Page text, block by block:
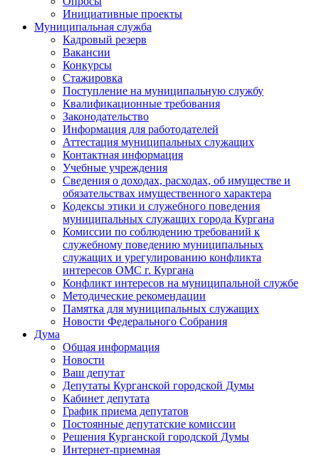
Инициативные проекты
Муниципальная служба
Кадровый резерв
Вакансии
Конкурсы
Стажировка
Поступление на муниципальную службу
Квалификационные требования
Законодательство
Информация для работодателей
Аттестация муниципальных служащих
Контактная информация
Учебные учреждения
Сведения о доходах, расходах, об имуществе и
обязательствах имущественного характера
Кодексы этики и служебного поведения
муниципальных служащих города Кургана
Комиссии по соблюдению требований к
служебному поведению муниципальных
служащих и урегулированию конфликта
интересов ОМС г. Кургана
Конфликт интересов на муниципальной службе
Методические рекомендации
Памятка для муниципальных служащих
Новости Федерального Cобрания
Дума
Общая информация
Новости
Ваш депутат
Депутаты Курганской городской Думы
Кабинет депутата
График приема депутатов
Постоянные депутатские комиссии
Решения Курганской городской Думы
Интернет-приемная